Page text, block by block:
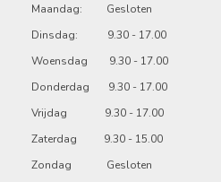
Maandag: Gesloten
Dinsdag: 9.30 - 17.00
Woensdag 9.30 - 17.00
Donderdag 9.30 - 17.00
Vrijdag 9.30 - 17.00
Zaterdag 9.30 - 15.00
Zondag Gesloten